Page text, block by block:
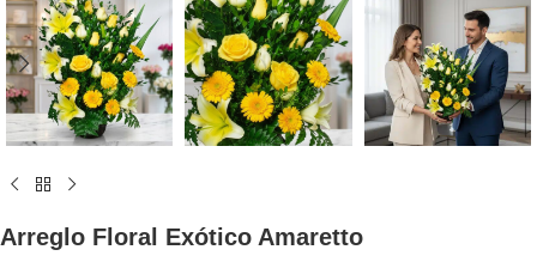
Arreglo Floral Exótico Amaretto